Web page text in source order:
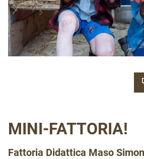
MINI-FATTORIA!
Fattoria Didattica Maso